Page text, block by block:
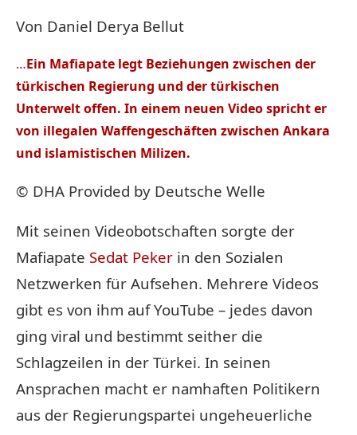
Von Daniel Derya Bellut
…Ein Mafiapate legt Beziehungen zwischen der
türkischen Regierung und der türkischen
Unterwelt offen. In einem neuen Video spricht er
von illegalen Waffengeschäften zwischen Ankara
und islamistischen Milizen.
© DHA Provided by Deutsche Welle
Mit seinen Videobotschaften sorgte der
Mafiapate Sedat Peker in den Sozialen
Netzwerken für Aufsehen. Mehrere Videos
gibt es von ihm auf YouTube – jedes davon
ging viral und bestimmt seither die
Schlagzeilen in der Türkei. In seinen
Ansprachen macht er namhaften Politikern
aus der Regierungspartei ungeheuerliche